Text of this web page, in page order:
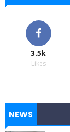
3.5k
Likes
NEWS